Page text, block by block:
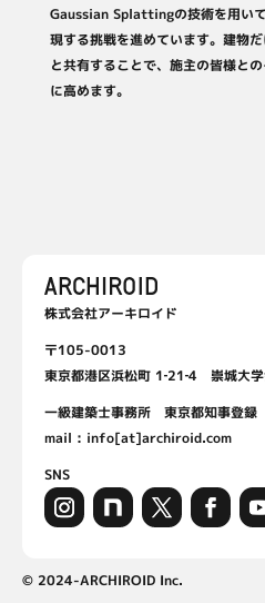
Gaussian Splattingの技術を用い
現する挑戦を進めています。建物
と共有することで、施主の皆様と
に高めます。
株式会社アーキロイド
〒105-0013
東京都港区浜松町 1‐21‐4 崇城大
一級建築士事務所 東京都知事登
mail : info[at]archiroid.com
SNS
© 2024-ARCHIROID Inc.